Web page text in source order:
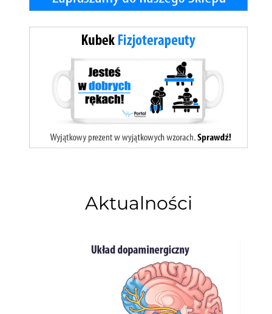
Aktualności